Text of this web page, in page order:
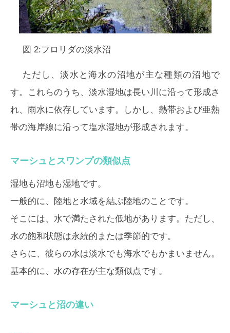
図 2:フロリダの淡水沼
ただし、淡水と海水の沼地が主な種類の沼地で
す。これらのうち、淡水湿地は長い川に沿って形成さ
れ、雨水に依存しています。しかし、熱帯および亜熱
帯の海岸線に沿って塩水湿地が形成されます。
マーシュとスワンプの類似点
湿地も沼地も湿地です。
一般的に、陸地と水域を結ぶ陸地のことです。
そこには、水で満たされた低地があります。ただし、
水の飽和状態は永続的または季節的です。
さらに、彼らの水は淡水でも海水でもかまいません。
基本的に、水の存在が主な類似点です。
マーシュと沼の違い